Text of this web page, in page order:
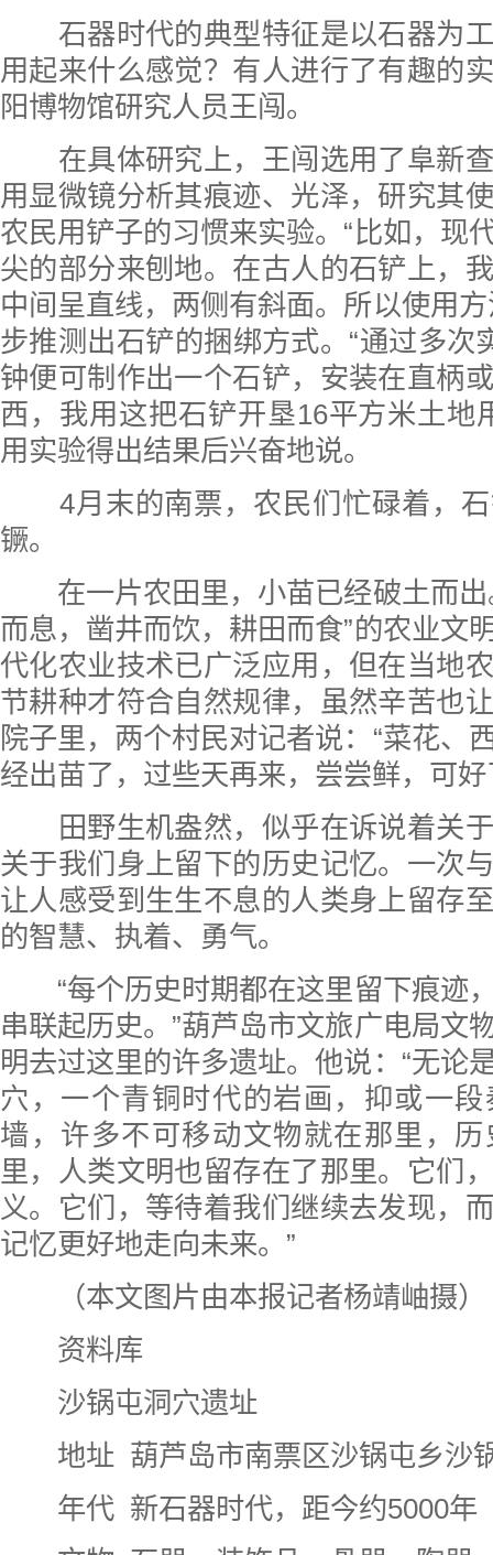
石器时代的典型特征是以石器为工
用起来什么感觉？有人进行了有趣的
阳博物馆研究人员王闯。
在具体研究上，王闯选用了阜新查
用显微镜分析其痕迹、光泽，研究其
农民用铲子的习惯来实验。“比如，现
尖的部分来刨地。在古人的石铲上，
中间呈直线，两侧有斜面。所以使用
步推测出石铲的捆绑方式。“通过多次
钟便可制作出一个石铲，安装在直柄
西，我用这把石铲开垦16平方米土地
用实验得出结果后兴奋地说。
4月末的南票，农民们忙碌着，石
镢。
在一片农田里，小苗已经破土而出
而息，凿井而饮，耕田而食”的农业文
代化农业技术已广泛应用，但在当地
节耕种才符合自然规律，虽然辛苦也
院子里，两个村民对记者说：“菜花、
经出苗了，过些天再来，尝尝鲜，可好
田野生机盎然，似乎在诉说着关于
关于我们身上留下的历史记忆。一次
让人感受到生生不息的人类身上留存
的智慧、执着、勇气。
“每个历史时期都在这里留下痕迹
串联起历史。”葫芦岛市文旅广电局文
明去过这里的许多遗址。他说：“无论
穴，一个青铜时代的岩画，抑或一
墙，许多不可移动文物就在那里，
里，人类文明也留存在了那里。它们
义。它们，等待着我们继续去发现，
记忆更好地走向未来。”
（本文图片由本报记者杨靖岫摄）
资料库
沙锅屯洞穴遗址
地址 葫芦岛市南票区沙锅屯乡沙
年代 新石器时代，距今约5000年